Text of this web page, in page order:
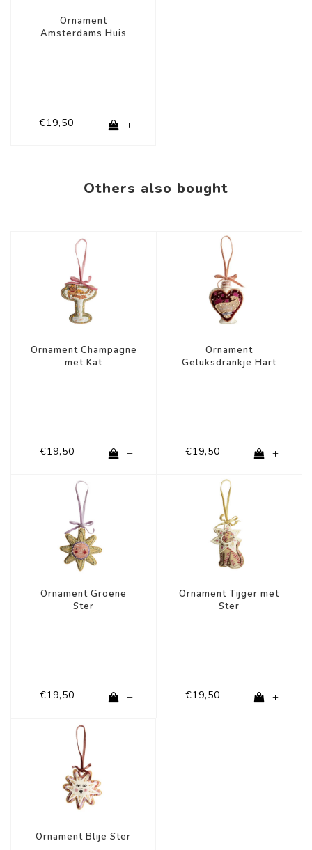
Ornament
Amsterdams Huis
€19,50 +
Others also bought
Ornament Champagne
met Kat
€19,50 +
Ornament
Geluksdrankje Hart
€19,50 +
Ornament Groene
Ster
€19,50 +
Ornament Tijger met
Ster
€19,50 +
Ornament Blije Ster